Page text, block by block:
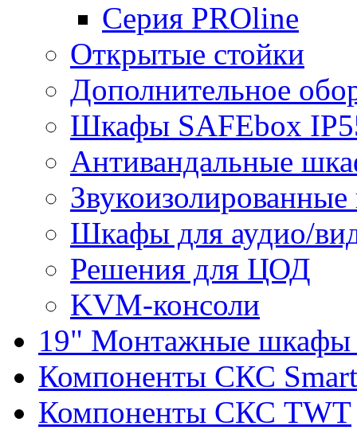
Серия PROline
Открытые стойки
Дополнительное
Шкафы SAFEbox
Антивандальные
Шкафы для аудио/
Решения для ЦОД
KVM-консоли
19" Монтажные шкафы
Компоненты СКС
Компоненты СКС TWT